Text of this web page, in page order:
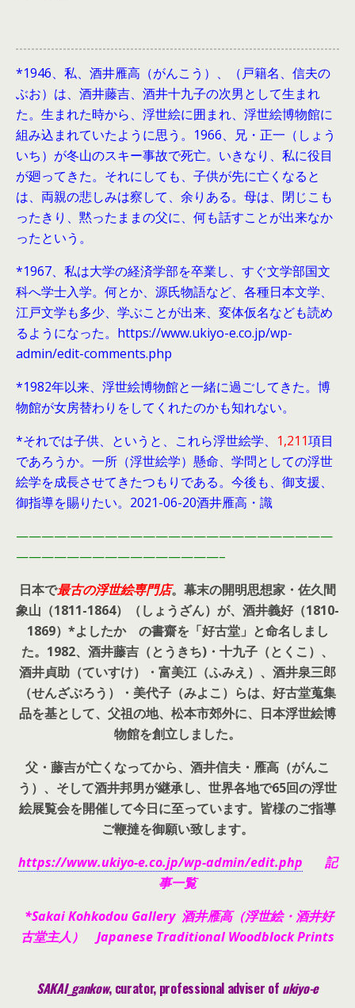
*1946、 私、酒井雁高（がんこう）、（戸籍名、信夫の
ぶお）は、酒井藤吉、酒井十九子の次男として生まれ
た。生まれた時から、浮世絵に囲まれ、浮世絵博物館に
組み込まれていたように思う。1966、兄・正一（しょう
いち）が冬山のスキー事故で死亡。いきなり、私に役目
が廻ってきた。それにしても、子供が先に亡くなると
は、両親の悲しみは察して、余りある。母は、閉じこも
ったきり、黙ったままの父に、何も話すことが出来なか
ったという。
*1967、私は大学の経済学部を卒業し、すぐ文学部国文
科へ学士入学。何とか、源氏物語など、各種日本文学、
江戸文学も多少、学ぶことが出来、変体仮名なども読め
るようになった。https://www.ukiyo-e.co.jp/wp-
admin/edit-comments.php
*1982年以来、浮世絵博物館と一緒に過ごしてきた。博
物館が女房替わりをしてくれたのかも知れない。
*それでは子供、というと、これら浮世絵学、 1,211項目
であろうか。一所（浮世絵学）懸命、学問としての浮世
絵学を成長させてきたつもりである。今後も、御支援、
御指導を賜りたい。2021-06-20酒井雁高・識
—————————————————————————
————————————————–
日本で最古の浮世絵専門店。幕末の開明思想家・ 佐久間
象山（1811-1864）（しょうざん）が、酒井義好（1810-
1869）*よしたか の書齋を「好古堂」と命名しまし
た。 1982、酒井藤吉（とうきち)・十九子（とくこ）、
酒井貞助（ていすけ）・富美江（ふみえ）、酒井泉三郎
（せんざぶろう）・美代子（みよこ）らは、好古堂蒐集
品を基として、父祖の地、松本市郊外に、日本浮世絵博
物館を創立しました。
父・藤吉が亡くなってから、酒井信夫・雁高（がんこ
う）、そして酒井邦男が継承し、世界各地で65回の浮世
絵展覧会を開催して今日に至っています。皆様のご指導
ご鞭撻を御願い致します。
https://www.ukiyo-e.co.jp/wp-admin/edit.php 記
事一覧
*Sakai Kohkodou Gallery 酒井雁高（浮世絵・酒井好
古堂主人） Japanese Traditional Woodblock Prints
SAKAI_gankow, curator, professional adviser of ukiyo-e